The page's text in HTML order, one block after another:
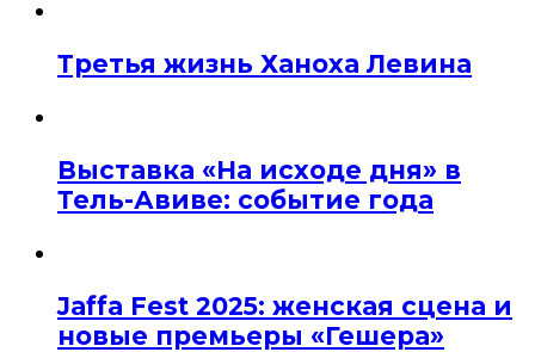
Третья жизнь Ханоха Левина
Выставка «На исходе дня» в
Тель-Авиве: событие года
Jaffa Fest 2025: женская сцена и
новые премьеры «Гешера»